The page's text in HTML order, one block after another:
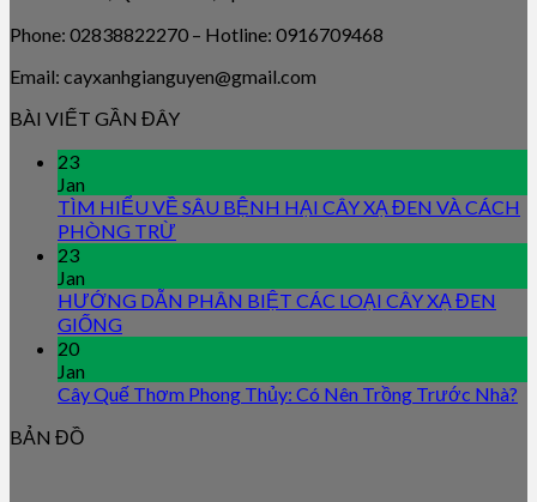
Phone: 02838822270 – Hotline: 0916709468
Email: cayxanhgianguyen@gmail.com
BÀI VIẾT GẦN ĐÂY
23
Jan
TÌM HIỂU VỀ SÂU BỆNH HẠI CÂY XẠ ĐEN VÀ CÁCH
PHÒNG TRỪ
23
Jan
HƯỚNG DẪN PHÂN BIỆT CÁC LOẠI CÂY XẠ ĐEN
GIỐNG
20
Jan
Cây Quế Thơm Phong Thủy: Có Nên Trồng Trước Nhà?
BẢN ĐỒ